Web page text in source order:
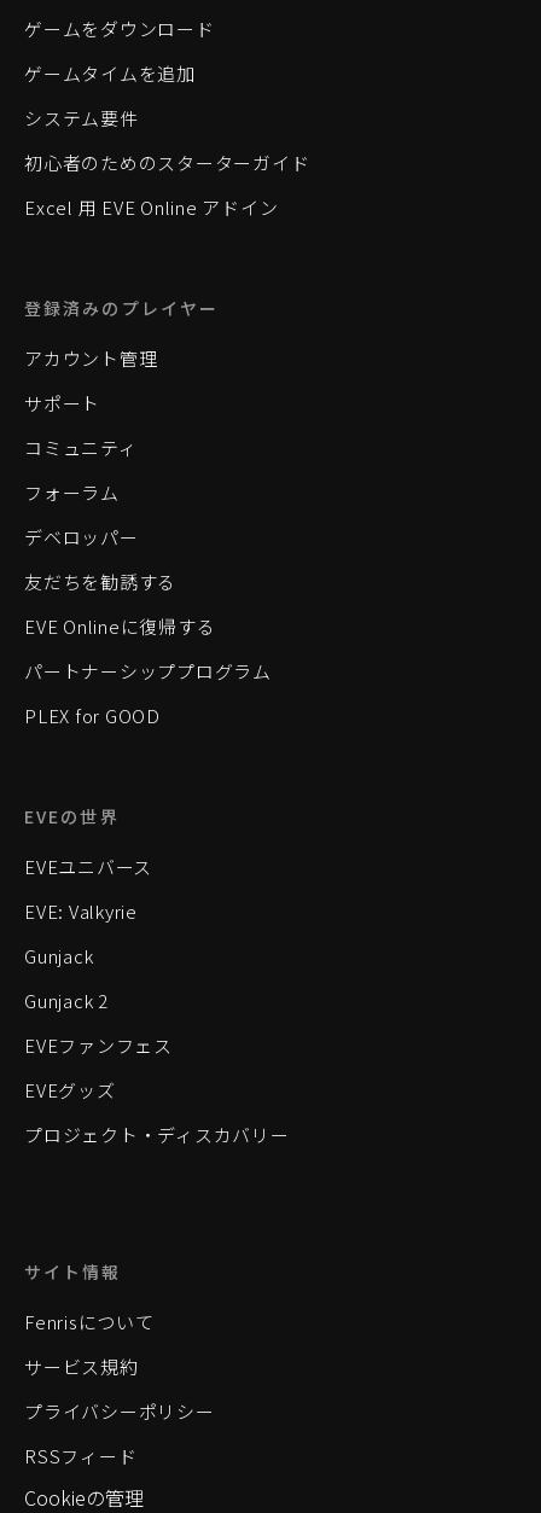
ゲームをダウンロード
ゲームタイムを追加
システム要件
初心者のためのスターターガイド
Excel 用 EVE Online アドイン
登録済みのプレイヤー
アカウント管理
サポート
コミュニティ
フォーラム
デベロッパー
友だちを勧誘する
EVE Onlineに復帰する
パートナーシッププログラム
PLEX for GOOD
EVEの世界
EVEユニバース
EVE: Valkyrie
Gunjack
Gunjack 2
EVEファンフェス
EVEグッズ
プロジェクト・ディスカバリー
サイト情報
Fenrisについて
サービス規約
プライバシーポリシー
RSSフィード
Cookieの管理